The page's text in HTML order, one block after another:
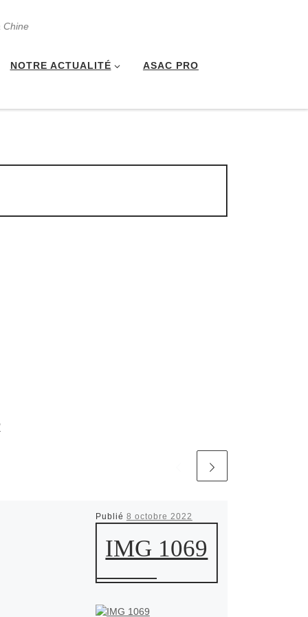
Chine
NOTRE ACTUALITÉ ASAC PRO
Publié 8 octobre 2022
IMG 1069